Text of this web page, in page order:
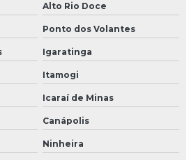
Alto Rio Doce
Ponto dos Volantes
Igaratinga
Itamogi
Icaraí de Minas
Canápolis
Ninheira